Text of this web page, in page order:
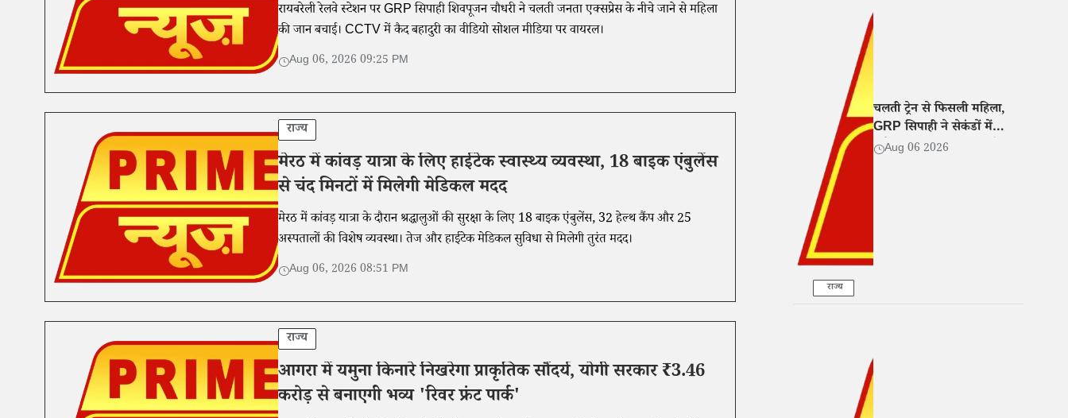
रायबरेली रेलवे स्टेशन पर GRP सिपाही शिवपूजन चौधरी ने चलती जनता एक्सप्रेस के नीचे जाने से महिला
की जान बचाई। CCTV में कैद बहादुरी का वीडियो सोशल मीडिया पर वायरल।
Aug 06, 2026 09:25 PM
राज्य
मेरठ में कांवड़ यात्रा के लिए हाईटेक स्वास्थ्य व्यवस्था, 18 बाइक एंबुलेंस
से चंद मिनटों में मिलेगी मेडिकल मदद
मेरठ में कांवड़ यात्रा के दौरान श्रद्धालुओं की सुरक्षा के लिए 18 बाइक एंबुलेंस, 32 हेल्थ कैंप और 25
अस्पतालों की विशेष व्यवस्था। तेज और हाईटेक मेडिकल सुविधा से मिलेगी तुरंत मदद।
Aug 06, 2026 08:51 PM
राज्य
आगरा में यमुना किनारे निखरेगा प्राकृतिक सौंदर्य, योगी सरकार ₹3.46
करोड़ से बनाएगी भव्य 'रिवर फ्रंट पार्क'
राज्य
चलती ट्रेन से फिसली महिला,
GRP सिपाही ने सेकंडों में
खींचकर बचाई जान, वीडियो
Aug 06 2026